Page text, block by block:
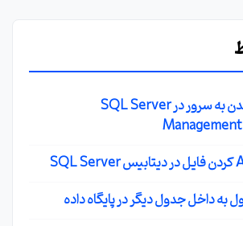
مشکل در وصل شدن به سرور در SQL Server
داخل جدول دیگر در پایگاه داده